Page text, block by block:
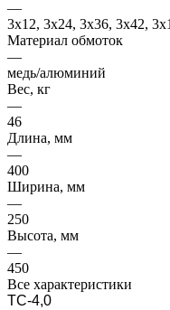
—
3x12, 3x24, 3x36, 3x42,
Материал обмоток
—
медь/алюминий
Вес, кг
—
46
Длина, мм
—
400
Ширина, мм
—
250
Высота, мм
—
450
Все характеристики
ТС-4,0